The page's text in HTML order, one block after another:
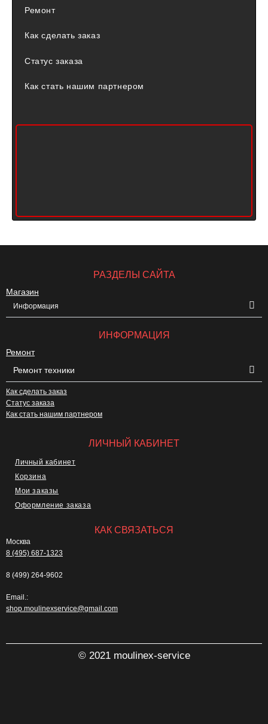
Ремонт
Как сделать заказ
Статус заказа
Как стать нашим партнером
РАЗДЕЛЫ САЙТА
Магазин
Информация
ИНФОРМАЦИЯ
Ремонт
Ремонт техники
Как сделать заказ
Статус заказа
Как стать нашим партнером
ЛИЧНЫЙ КАБИНЕТ
Личный кабинет
Корзина
Мои заказы
Оформление заказа
КАК СВЯЗАТЬСЯ
Москва
8 (495) 687-1323
8 (499) 264-9602
Email.:
shop.moulinexservice@gmail.com
© 2021 moulinex-service